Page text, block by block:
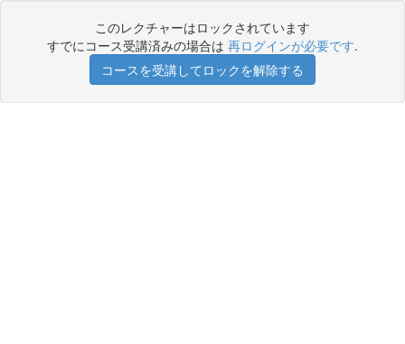
このレクチャーはロックされています
すでにコース受講済みの場合は 再ログインが必要です.
コースを受講してロックを解除する